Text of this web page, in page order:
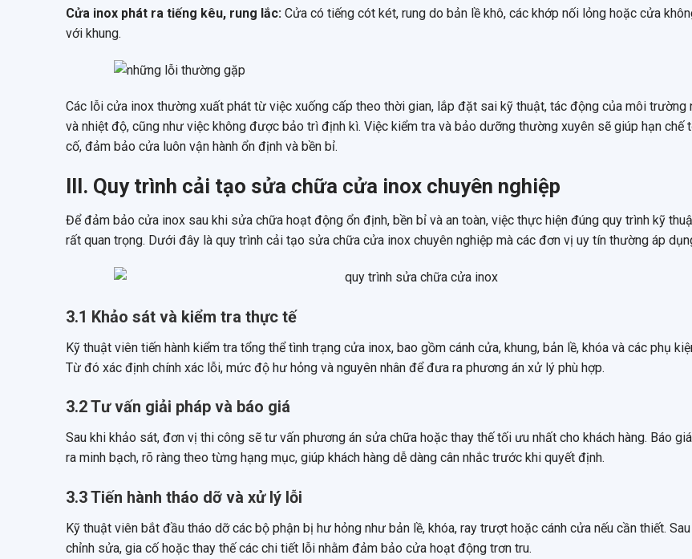
Cửa inox phát ra tiếng kêu, rung lắc: Cửa có tiếng cót két, rung do bản lề khô, các khớp nối lỏng hoặc cửa
với khung.
Các lỗi cửa inox thường xuất phát từ việc xuống cấp theo thời gian, lắp đặt sai kỹ thuật, tác động của môi trường
và nhiệt độ, cũng như việc không được bảo trì định kì. Việc kiểm tra và bảo dưỡng thường xuyên sẽ giúp hạn chế
cố, đảm bảo cửa luôn vận hành ổn định và bền bỉ.
III. Quy trình cải tạo sửa chữa cửa inox chuyên nghiệp
Để đảm bảo cửa inox sau khi sửa chữa hoạt động ổn định, bền bỉ và an toàn, việc thực hiện đúng quy trình kỹ
rất quan trọng. Dưới đây là quy trình cải tạo sửa chữa cửa inox chuyên nghiệp mà các đơn vị uy tín thường áp
3.1 Khảo sát và kiểm tra thực tế
Kỹ thuật viên tiến hành kiểm tra tổng thể tình trạng cửa inox, bao gồm cánh cửa, khung, bản lề, khóa và các phụ
Từ đó xác định chính xác lỗi, mức độ hư hỏng và nguyên nhân để đưa ra phương án xử lý phù hợp.
3.2 Tư vấn giải pháp và báo giá
Sau khi khảo sát, đơn vị thi công sẽ tư vấn phương án sửa chữa hoặc thay thế tối ưu nhất cho khách hàng. Báo
ra minh bạch, rõ ràng theo từng hạng mục, giúp khách hàng dễ dàng cân nhắc trước khi quyết định.
3.3 Tiến hành tháo dỡ và xử lý lỗi
Kỹ thuật viên bắt đầu tháo dỡ các bộ phận bị hư hỏng như bản lề, khóa, ray trượt hoặc cánh cửa nếu cần thiết.
chỉnh sửa, gia cố hoặc thay thế các chi tiết lỗi nhằm đảm bảo cửa hoạt động trơn tru.